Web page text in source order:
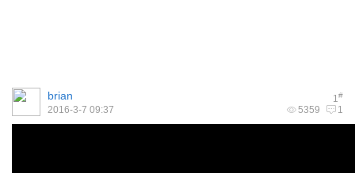
1#
brian
5359 1
2016-3-7 09:37